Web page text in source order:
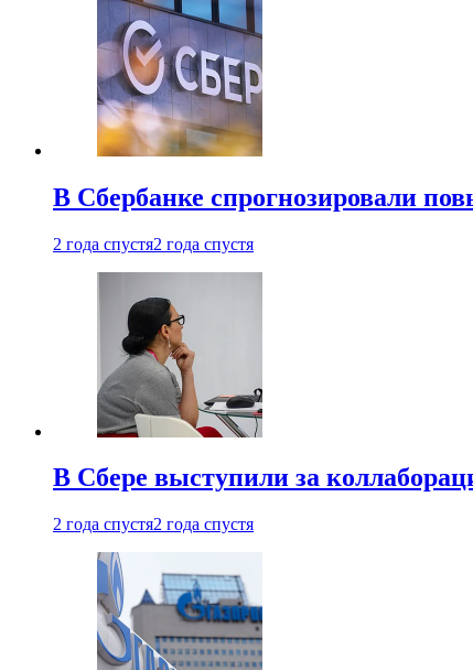
В Сбербанке спрогнозировали
2 года спустя2 года спустя
В Сбере выступили за
2 года спустя2 года спустя